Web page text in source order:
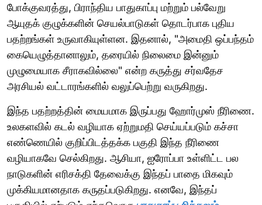
போக்குவரத்து, பிராந்திய பாதுகாப்பு மற்றும் பல்வேறு
ஆயுதக் குழுக்களின் செயல்பாடுகள் தொடர்பாக புதிய
பதற்றங்கள் உருவாகியுள்ளன. இதனால், "அமைதி ஒப்பந்தம்
கையெழுத்தானாலும், தரையில் நிலைமை இன்னும்
முழுமையாக சீராகவில்லை" என்ற கருத்து சர்வதேச
அரசியல் வட்டாரங்களில் வலுப்பெற்று வருகிறது.
இந்த பதற்றத்தின் மையமாக இருப்பது ஹோர்முஸ் நீரிணை.
உலகளவில் கடல் வழியாக ஏற்றுமதி செய்யப்படும் கச்சா
எண்ணெயில் குறிப்பிடத்தக்க பகுதி இந்த நீரிணை
வழியாகவே செல்கிறது. ஆசியா, ஐரோப்பா உள்ளிட்ட பல
நாடுகளின் எரிசக்தி தேவைக்கு இந்தப் பாதை மிகவும்
முக்கியமானதாக கருதப்படுகிறது. எனவே, இந்தப்